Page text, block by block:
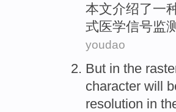
本文介绍了一
式医学信号监
youdao
But in the
character will
resolution in